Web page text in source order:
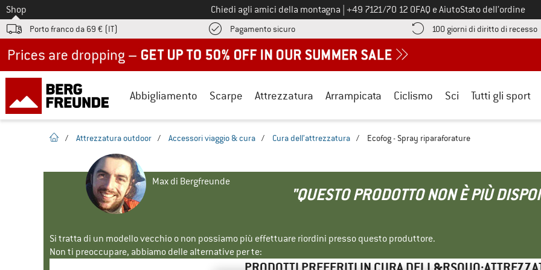
Allo
Shop Chiedi agli amici della montagna Chiamaci al numero
+49 7121/70 12 0FAQ e AiutoStato dell’ordine
Porto franco da 69 € (IT) Pagamento sicuroQui trovi le informazioni di pagamento! Si apre in una casella
100 giorni di diritto di recesso
Abbigliamento Scarpe Attrezzatura Arrampicata Ciclismo Sci Tutti gli sport
pagina iniziale
/ Attrezzatura outdoor / Accessori viaggio & cura / Cura dell’attrezzatura / Ecofog - Spray riparaforature
Max di Bergfreunde
"QUESTO PRODOTTO NON È PIÙ
Si tratta di un modello vecchio o non possiamo più effettuare riordini presso questo produttore.
Non ti preoccupare, abbiamo delle alternative per te: